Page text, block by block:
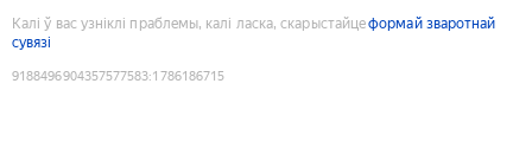
Калі ў вас узніклі праблемы, калі ласка, скарыстайцеформай зваротнай
сувязі
9188496904357577583:1786186715